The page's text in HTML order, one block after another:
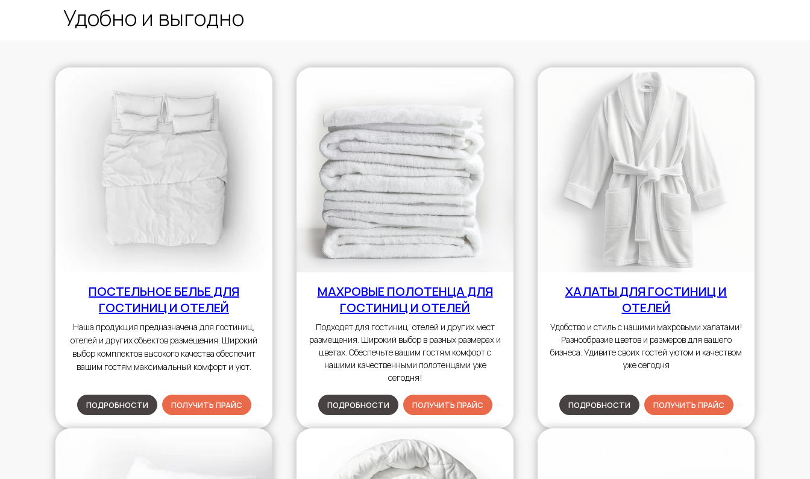
Удобно и выгодно
ПОСТЕЛЬНОЕ БЕЛЬЕ ДЛЯ
ГОСТИНИЦ И ОТЕЛЕЙ
Наша продукция предназначена для гостиниц,
отелей и других объектов размещения. Широкий
выбор комплектов высокого качества обеспечит
вашим гостям максимальный комфорт и уют.
ПОДРОБНОСТИ ПОЛУЧИТЬ ПРАЙС
МАХРОВЫЕ ПОЛОТЕНЦАДЛЯ
ГОСТИНИЦ И ОТЕЛЕЙ
Подходят для гостиниц, отелей и других мест
размещения. Широкий выбор в разных размерах и
цветах. Обеспечьте вашим гостям комфорт с
нашими качественными полотенцами уже
сегодня!
ПОДРОБНОСТИ ПОЛУЧИТЬ ПРАЙС
ХАЛАТЫ ДЛЯ ГОСТИНИЦ И
ОТЕЛЕЙ
Удобство и стиль с нашими махровыми халатами!
Разнообразие цветов и размеров для вашего
бизнеса. Удивите своих гостей уютом и качеством
уже сегодня
ПОДРОБНОСТИ ПОЛУЧИТЬ ПРАЙС